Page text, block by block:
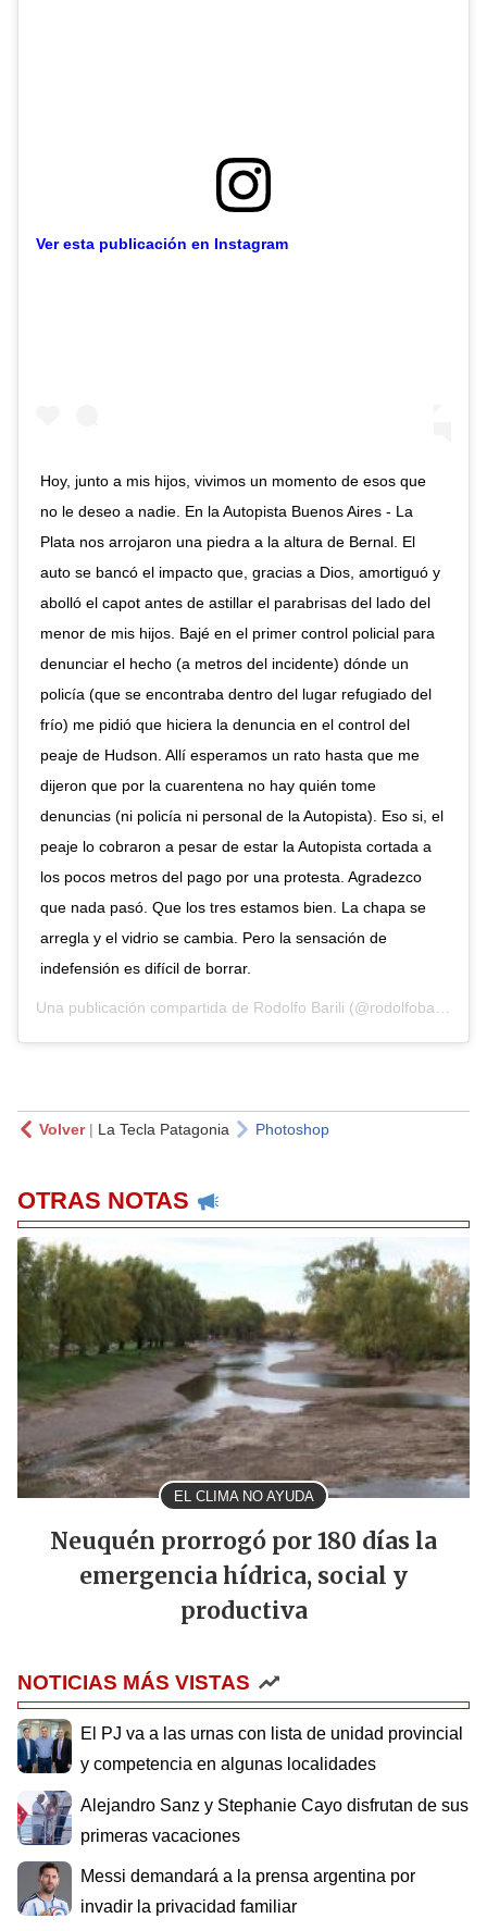
Ver esta publicación en Instagram
Hoy, junto a mis hijos, vivimos un momento de esos que
no le deseo a nadie. En la Autopista Buenos Aires - La
Plata nos arrojaron una piedra a la altura de Bernal. El
auto se bancó el impacto que, gracias a Dios, amortiguó y
abolló el capot antes de astillar el parabrisas del lado del
menor de mis hijos. Bajé en el primer control policial para
denunciar el hecho (a metros del incidente) dónde un
policía (que se encontraba dentro del lugar refugiado del
frío) me pidió que hiciera la denuncia en el control del
peaje de Hudson. Allí esperamos un rato hasta que me
dijeron que por la cuarentena no hay quién tome
denuncias (ni policía ni personal de la Autopista). Eso si, el
peaje lo cobraron a pesar de estar la Autopista cortada a
los pocos metros del pago por una protesta. Agradezco
que nada pasó. Que los tres estamos bien. La chapa se
arregla y el vidrio se cambia. Pero la sensación de
indefensión es difícil de borrar.
Una publicación compartida de Rodolfo Barili (@rodolfobarili) el
Volver| La Tecla Patagonia Photoshop
OTRAS NOTAS
EL CLIMA NO AYUDA
Neuquén prorrogó por 180 días la
emergencia hídrica, social y
productiva
NOTICIAS MÁS VISTAS
El PJ va a las urnas con lista de unidad provincial
y competencia en algunas localidades
Alejandro Sanz y Stephanie Cayo disfrutan de sus
primeras vacaciones
Messi demandará a la prensa argentina por
invadir la privacidad familiar